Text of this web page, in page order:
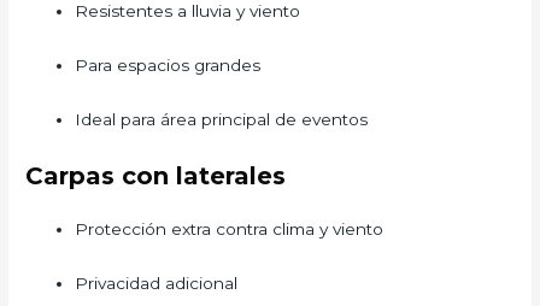
Resistentes a lluvia y viento
Para espacios grandes
Ideal para área principal de eventos
Carpas con laterales
Protección extra contra clima y viento
Privacidad adicional